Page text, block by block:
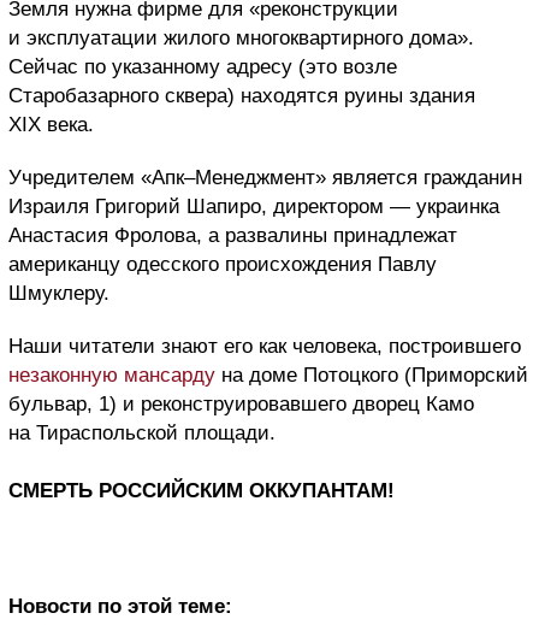
Земля нужна фирме для «реконструкции
и эксплуатации жилого многоквартирного дома».
Сейчас по указанному адресу (это возле
Старобазарного сквера) находятся руины здания
XIX века.
Учредителем «Апк–Менеджмент» является гражданин
Израиля Григорий Шапиро, директором — украинка
Анастасия Фролова, а развалины принадлежат
американцу одесского происхождения Павлу
Шмуклеру.
Наши читатели знают его как человека, построившего
незаконную мансарду на доме Потоцкого (Приморский
бульвар, 1) и реконструировавшего дворец Камо
на Тираспольской площади.
СМЕРТЬ РОССИЙСКИМ ОККУПАНТАМ!
Новости по этой теме: